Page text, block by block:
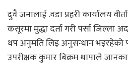
दुवै जनालाई .वडा प्रहरी कार्यालय
कसूरमा मुद्धा दर्ता गरी पर्सा जिल्ला
थप अनुमति लिइ अनुसन्धान भइरहेको
उपरीक्षक कु्मार बिक्रम थापाले